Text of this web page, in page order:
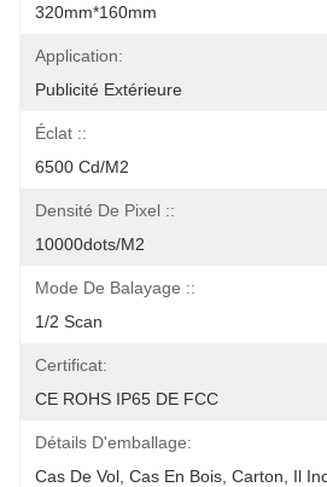
320mm*160mm
Application:
Publicité Extérieure
Éclat ::
6500 Cd/m2
Densité De Pixel ::
10000dots/m2
Mode De Balayage ::
1/2 Scan
Certificat:
CE ROHS IP65 DE FCC
Détails D'emballage:
Cas De Vol, Cas En Bois, Carton, Il